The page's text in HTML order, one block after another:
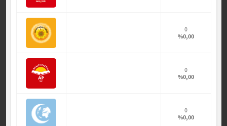
0
%0,00
0
%0,00
0
%0,00